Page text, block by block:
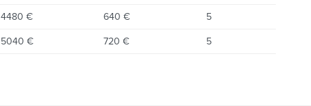
4480 € 640 € 5
5040 € 720 € 5